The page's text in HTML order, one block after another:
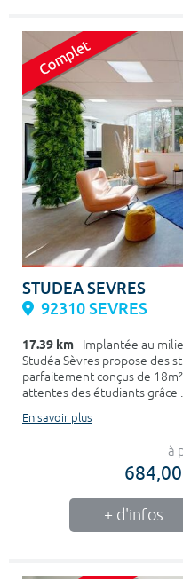
STUDEA SEVRES
92310 SEVRES
17.39 km- Implantée au
Studéa Sèvres propose des
parfaitement conçus de
attentes des étudiants grâce
En savoir plus
à
+ d'infos